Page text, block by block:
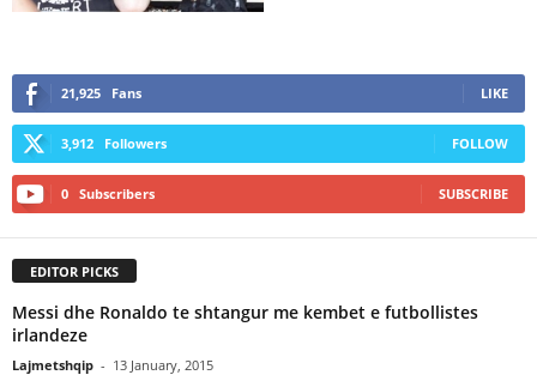
21,925 Fans LIKE
3,912 Followers FOLLOW
0 Subscribers SUBSCRIBE
EDITOR PICKS
Messi dhe Ronaldo te shtangur me kembet e futbollistes
irlandeze
Lajmetshqip - 13 January, 2015